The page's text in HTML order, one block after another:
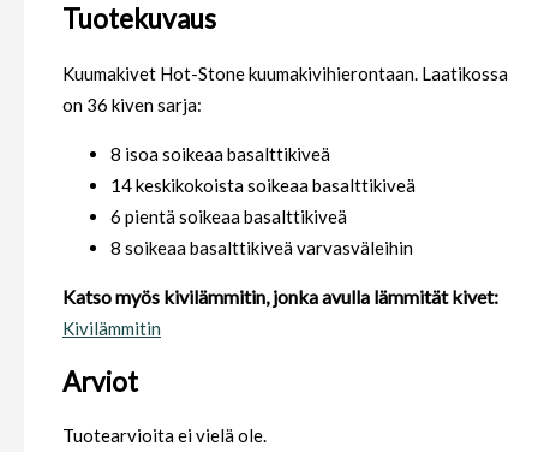
Tuotekuvaus
Kuumakivet Hot-Stone kuumakivihierontaan. Laatikossa
on 36 kiven sarja:
8 isoa soikeaa basalttikiveä
14 keskikokoista soikeaa basalttikiveä
6 pientä soikeaa basalttikiveä
8 soikeaa basalttikiveä varvasväleihin
Katso myös kivilämmitin, jonka avulla lämmität kivet:
Kivilämmitin
Arviot
Tuotearvioita ei vielä ole.